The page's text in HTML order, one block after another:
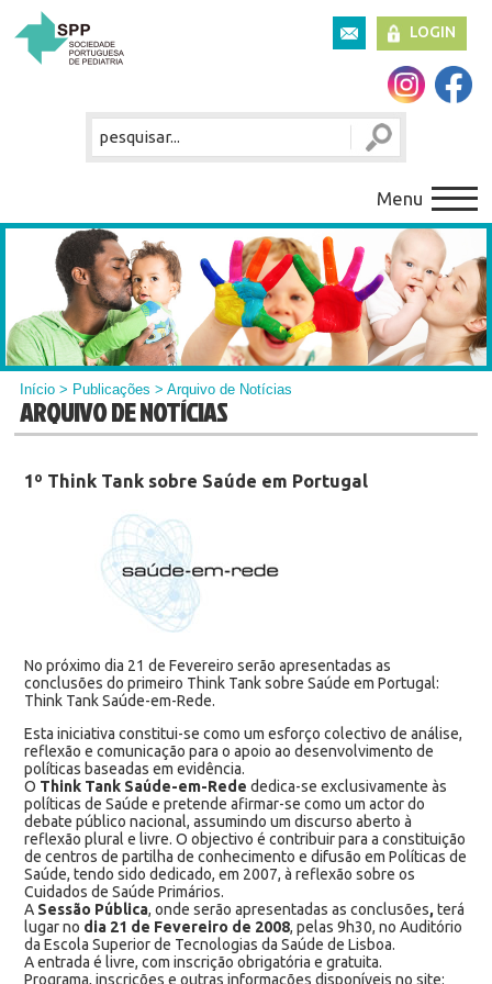
LOGIN
Menu
Início > Publicações > Arquivo de Notícias
ARQUIVO DE NOTÍCIAS
1º Think Tank sobre Saúde em Portugal
No próximo dia 21 de Fevereiro serão apresentadas as
conclusões do primeiro Think Tank sobre Saúde em Portugal:
Think Tank Saúde-em-Rede.
Esta iniciativa constitui-se como um esforço colectivo de análise,
reflexão e comunicação para o apoio ao desenvolvimento de
políticas baseadas em evidência.
O Think Tank Saúde-em-Rede dedica-se exclusivamente às
políticas de Saúde e pretende afirmar-se como um actor do
debate público nacional, assumindo um discurso aberto à
reflexão plural e livre. O objectivo é contribuir para a constituição
de centros de partilha de conhecimento e difusão em Políticas de
Saúde, tendo sido dedicado, em 2007, à reflexão sobre os
Cuidados de Saúde Primários.
A Sessão Pública, onde serão apresentadas as conclusões, terá
lugar no dia 21 de Fevereiro de 2008, pelas 9h30, no Auditório
da Escola Superior de Tecnologias da Saúde de Lisboa.
A entrada é livre, com inscrição obrigatória e gratuita.
Programa, inscrições e outras informações disponíveis no site: